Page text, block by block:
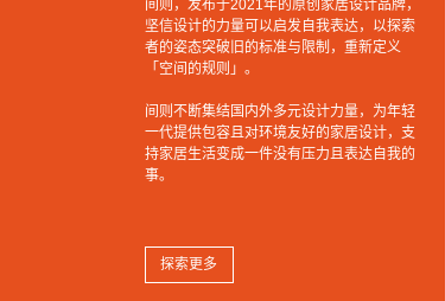
间则，发布于2021年的原创家居设计品牌，
坚信设计的力量可以启发自我表达，以探索
者的姿态突破旧的标准与限制，重新定义
「空间的规则」。
间则不断集结国内外多元设计力量，为年轻
一代提供包容且对环境友好的家居设计，支
持家居生活变成一件没有压力且表达自我的
事。
探索更多